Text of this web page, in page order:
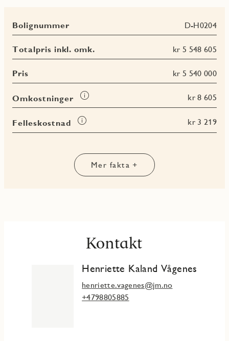
Bolignummer D-H0204
Totalpris inkl. omk. kr 5 548 605
Pris kr 5 540 000
Omkostninger
Les
mer
om
Omkostninger
kr 8 605
Felleskostnad
Les
kr 3 219
Les
Les Les
BRA
totalt
Mer fakta +
Kontakt
Henriette Kaland Vågenes
henriette.vagenes@jm.no
+4798805885